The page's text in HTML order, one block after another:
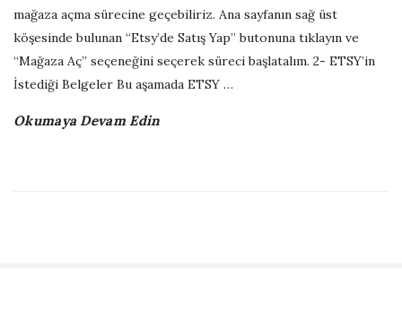
mağaza açma sürecine geçebiliriz. Ana sayfanın sağ üst
köşesinde bulunan “Etsy’de Satış Yap” butonuna tıklayın ve
“Mağaza Aç” seçeneğini seçerek süreci başlatalım. 2- ETSY’in
İstediği Belgeler Bu aşamada ETSY …
Okumaya Devam Edin